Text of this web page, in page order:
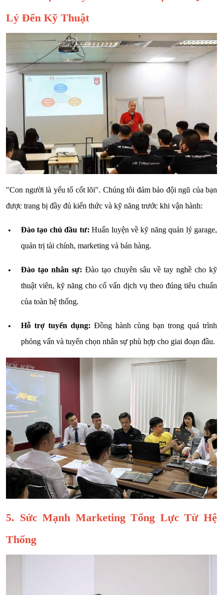
Lý Đến Kỹ Thuật
"Con người là yếu tố cốt lõi". Chúng tôi đảm bảo đội ngũ của bạn
được trang bị đầy đủ kiến thức và kỹ năng trước khi vận hành:
Đào tạo chủ đầu tư: Huấn luyện về kỹ năng quản lý garage,
quản trị tài chính, marketing và bán hàng.
Đào tạo nhân sự: Đào tạo chuyên sâu về tay nghề cho kỹ
thuật viên, kỹ năng cho cố vấn dịch vụ theo đúng tiêu chuẩn
của toàn hệ thống.
Hỗ trợ tuyển dụng: Đồng hành cùng bạn trong quá trình
phỏng vấn và tuyển chọn nhân sự phù hợp cho giai đoạn đầu.
5. Sức Mạnh Marketing Tổng Lực Từ Hệ
Thống